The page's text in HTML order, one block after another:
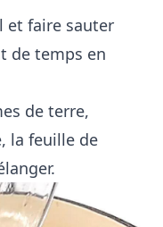
et faire sauter
de temps en
de terre,
la feuille de